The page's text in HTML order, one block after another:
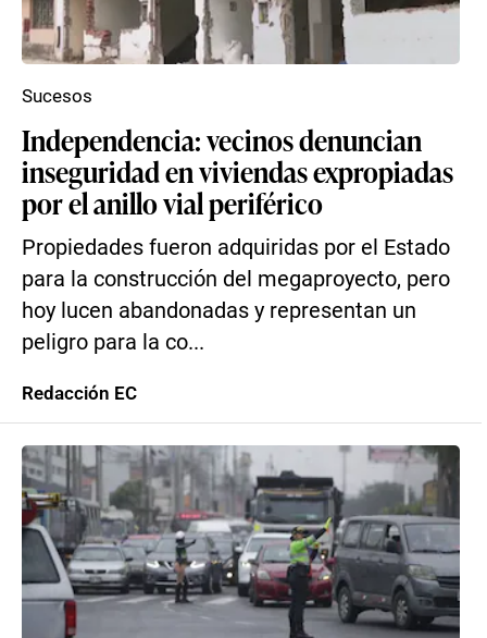
Independencia: vecinos denuncian
inseguridad en viviendas expropiadas
por el anillo vial periférico
Propiedades fueron adquiridas por el Estado
para la construcción del megaproyecto, pero
hoy lucen abandonadas y representan un
peligro para la co...
Sucesos
Redacción EC